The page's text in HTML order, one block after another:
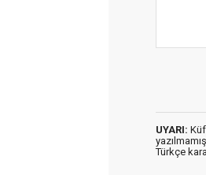
UYARI:
yazılmamış,
Türkçe